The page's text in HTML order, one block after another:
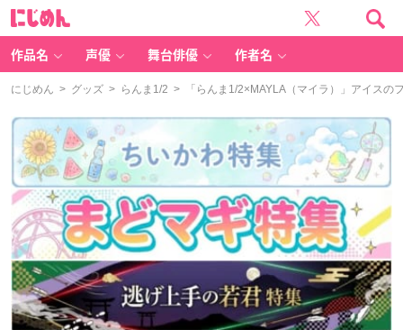
作品名 声優 舞台俳優 作者名
にじめん > グッズ > らんま1/2 > 「らんま1/2×MAYLA（マイラ）」アイスの